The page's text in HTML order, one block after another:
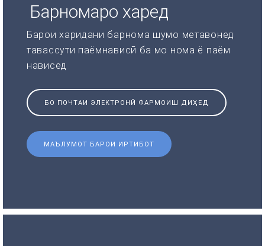
Барномаро харед
Барои харидани барнома шумо метавонед
тавассути паёмнависӣ ба мо нома ё паём
нависед
БО ПОЧТАИ ЭЛЕКТРОНӢ ФАРМОИШ ДИҲЕД
МАЪЛУМОТ БАРОИ ИРТИБОТ